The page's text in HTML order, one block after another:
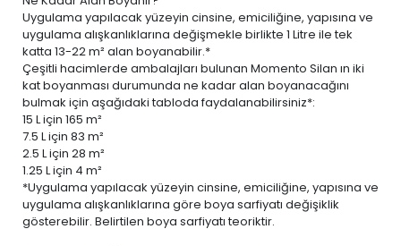
Uygulama yapılacak yüzeyin cinsine, emiciliğine, yapısına ve
uygulama alışkanlıklarına değişmekle birlikte 1 Litre ile tek
katta 13-22 m² alan boyanabilir.*
Çeşitli hacimlerde ambalajları bulunan Momento Silan ın iki
kat boyanması durumunda ne kadar alan boyanacağını
bulmak için aşağıdaki tabloda faydalanabilirsiniz*:
15 Liçin 165 m²
7.5 Liçin 83 m²
2.5 Liçin 28 m²
1.25 Liçin 4 m²
*Uygulama yapılacak yüzeyin cinsine, emiciliğine, yapısına ve
uygulama alışkanlıklarına göre boya sarfiyatı değişiklik
gösterebilir. Belirtilen boya sarfiyatı teoriktir.